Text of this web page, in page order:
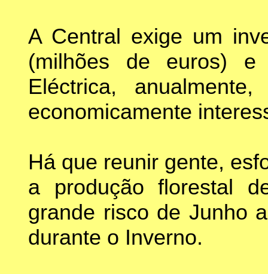
A Central exige um
(milhões de euros)
Eléctrica,
economicamente
Há que reunir gente,
a produção florestal
grande risco de Junho
durante o Inverno.